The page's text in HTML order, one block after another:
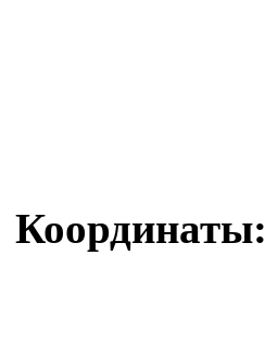
Координаты: